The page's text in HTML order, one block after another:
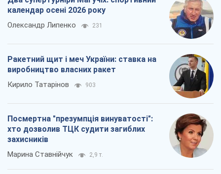
календар осені 2026 року
Олександр Липенко 231
Ракетний щит і меч України: ставка на
виробництво власних ракет
Кирило Татарінов 903
Посмертна "презумпція винуватості":
хто дозволив ТЦК судити загиблих
захисників
Марина Ставнійчук 2,9 т.